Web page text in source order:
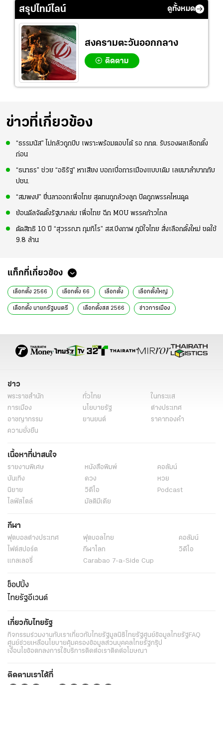
แล้วเจอมาเลเซียตั้ง
สรุปไทม์ไลน์ ดูทั้งหมด
สงครามตะวันออกกลาง
ติดตาม
ข่าวที่เกี่ยวข้อง
“ธรรมนัส” ไม่กลัวถูกบีบ เพราะพร้อมตอบโต้ รอ กกต. รับรองผลเลือกตั้ง
ก่อน
“ธนาธร” ช่วย “อธิรัฐ” หาเสียง บอกเบื่อการเมืองแบบเดิม เลยมาลำบากกับ
ปชน.
“สมพงษ์” ยื่นลาออกเพื่อไทย สุดทนถูกล้วงลูก ปัดถูกพรรคไหนดูด
ย้อนดีลจัดตั้งรัฐบาลล่ม เพื่อไทย ฉีก MOU พรรคก้าวไกล
ตัดสิทธิ 10 ปี “สุวรรณา กุมภิโร” สส.บึงกาฬ ภูมิใจไทย สั่งเลือกตั้งใหม่ ชดใช้
9.8 ล้าน
แท็กที่เกี่ยวข้อง
เลือกตั้ง 2566 เลือกตั้ง 66 เลือกตั้ง เลือกตั้งใหญ่
เลือกตั้ง นายกรัฐมนตรี เลือกตั้งสส 2566 ข่าวการเมือง
เพื่อไทย ชลน่าน ศรีแก้ว แพทองธาร ชินวัตร ข่าวทั่วไป
ข่าว
พระราชสำนัก ทั่วไทย
ในกระแส
การเมือง
นโยบายรัฐ
ต่างประเทศ
อาชญากรรม
ยานยนต์
ราคาทองคำ
ความยั่งยืน
เนื้อหาที่น่าสนใจ
รายงานพิเศษ หนังสือพิมพ์
คอลัมน์
บันเทิง
ดวง
หวย
นิยาย
วิดีโอ
Podcast
ไลฟ์สไตล์
มัลติมีเดีย
กีฬา
ฟุตบอลต่่างประเทศ ฟุตบอลไทย
คอลัมน์
ไฟต์สปอร์ต
กีฬาโลก
วิดีโอ
แกลเลอรี่
Carabao 7-a-Side Cup
ช็อปปิ้ง
ไทยรัฐอีเวนต์
เกี่ยวกับไทยรัฐ
กิจกรรมร่วมงานกับเราเกี่ยวกับไทยรัฐมูลนิธิไทยรัฐศูนย์ข้อมูลไทยรัฐFAQ
ศูนย์ช่วยเหลือนโยบายคุ้มครองข้อมูลส่วนบุคคลไทยรัฐกรุ๊ป
เงื่อนไขข้อตกลงการใช้บริการติดต่อเราติดต่อโฆษณา
ติดตามเราได้ที่